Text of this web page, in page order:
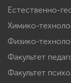
Естественно-
Химико-
Физико-
Факультет
Факультет